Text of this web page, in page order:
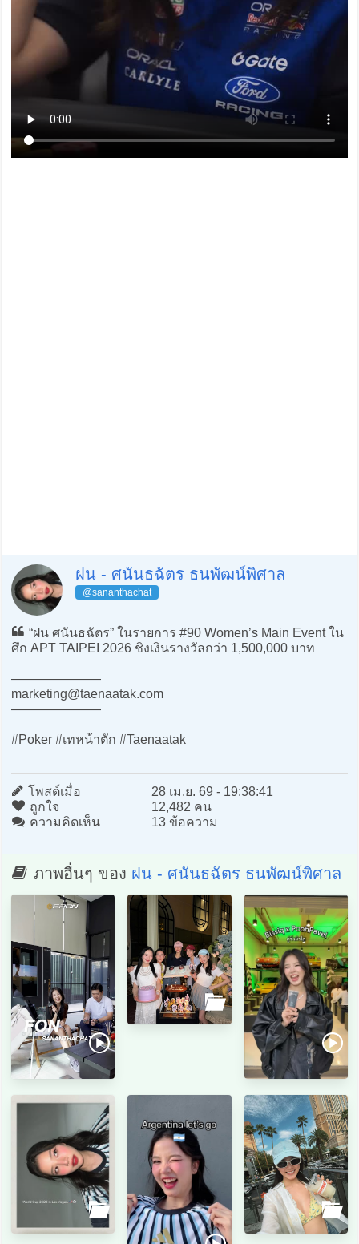
ฝน - ศนันธฉัตร ธนพัฒน์พิศาล
@sananthachat
“ฝน ศนันธฉัตร” ในรายการ #90 Women’s Main Event ใน
ศึก APT TAIPEI 2026 ชิงเงินรางวัลกว่า 1,500,000 บาท
———————
marketing@taenaatak.com
———————
#Poker #เทหน้าตัก #Taenaatak
โพสต์เมื่อ
28 เม.ย. 69 - 19:38:41
ถูกใจ
12,482 คน
ความคิดเห็น
13 ข้อความ
ภาพอื่นๆ ของ ฝน - ศนันธฉัตร ธนพัฒน์พิศาล